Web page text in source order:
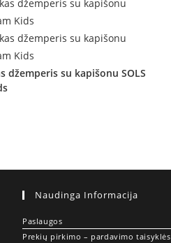
džemperis su kapišonu SOLS
Naudinga Informacija
Paslaugos
Prekių pirkimo – pardavimo taisyklės